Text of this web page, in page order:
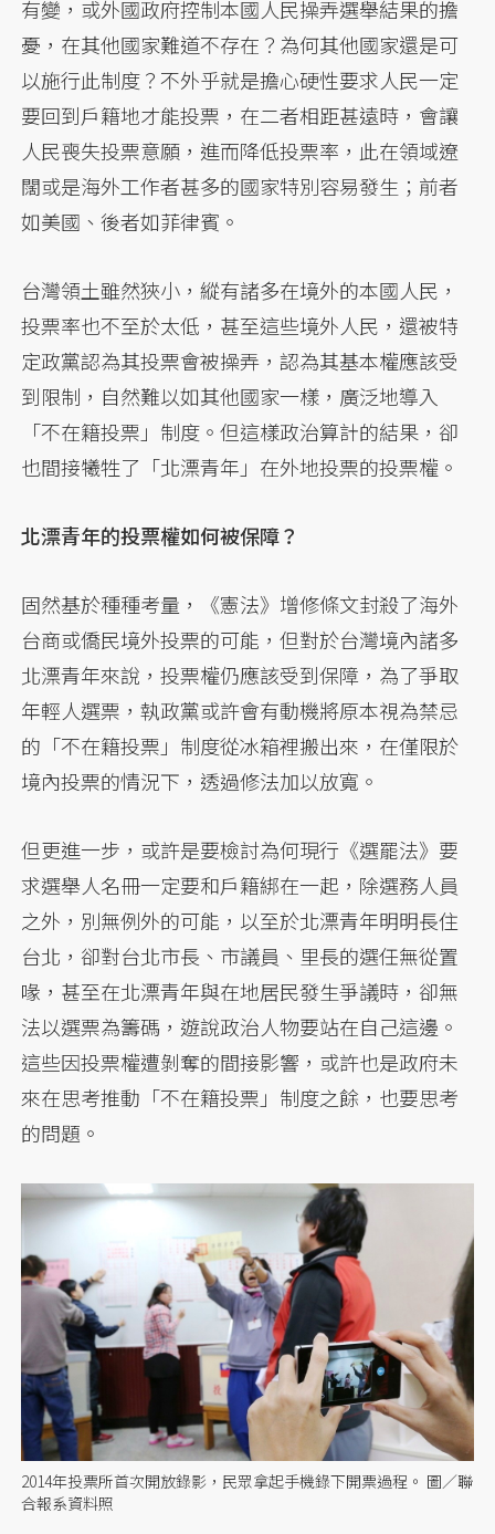
有變，或外國政府控制本國人民操弄選舉結果的擔
憂，在其他國家難道不存在？為何其他國家還是可
以施行此制度？不外乎就是擔心硬性要求人民一定
要回到戶籍地才能投票，在二者相距甚遠時，會讓
人民喪失投票意願，進而降低投票率，此在領域遼
闊或是海外工作者甚多的國家特別容易發生；前者
如美國、後者如菲律賓。
台灣領土雖然狹小，縱有諸多在境外的本國人民，
投票率也不至於太低，甚至這些境外人民，還被特
定政黨認為其投票會被操弄，認為其基本權應該受
到限制，自然難以如其他國家一樣，廣泛地導入
「不在籍投票」制度。但這樣政治算計的結果，卻
也間接犧牲了「北漂青年」在外地投票的投票權。
北漂青年的投票權如何被保障？
固然基於種種考量，《憲法》增修條文封殺了海外
台商或僑民境外投票的可能，但對於台灣境內諸多
北漂青年來說，投票權仍應該受到保障，為了爭取
年輕人選票，執政黨或許會有動機將原本視為禁忌
的「不在籍投票」制度從冰箱裡搬出來，在僅限於
境內投票的情況下，透過修法加以放寬。
但更進一步，或許是要檢討為何現行《選罷法》要
求選舉人名冊一定要和戶籍綁在一起，除選務人員
之外，別無例外的可能，以至於北漂青年明明長住
台北，卻對台北市長、市議員、里長的選任無從置
喙，甚至在北漂青年與在地居民發生爭議時，卻無
法以選票為籌碼，遊說政治人物要站在自己這邊。
這些因投票權遭剝奪的間接影響，或許也是政府未
來在思考推動「不在籍投票」制度之餘，也要思考
的問題。
2014年投票所首次開放錄影，民眾拿起手機錄下開票過程。 圖／聯
合報系資料照